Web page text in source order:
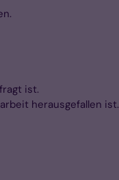
ist.
herausgefallen ist.